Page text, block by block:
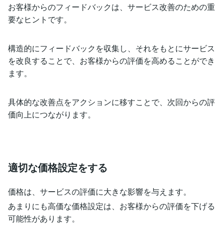
お客様からのフィードバックは、サービス改善のための重
要なヒントです。
構造的にフィードバックを収集し、それをもとにサービス
を改良することで、お客様からの評価を高めることができ
ます。
具体的な改善点をアクションに移すことで、次回からの評
価向上につながります。
適切な価格設定をする
価格は、サービスの評価に大きな影響を与えます。
あまりにも高価な価格設定は、お客様からの評価を下げる
可能性があります。